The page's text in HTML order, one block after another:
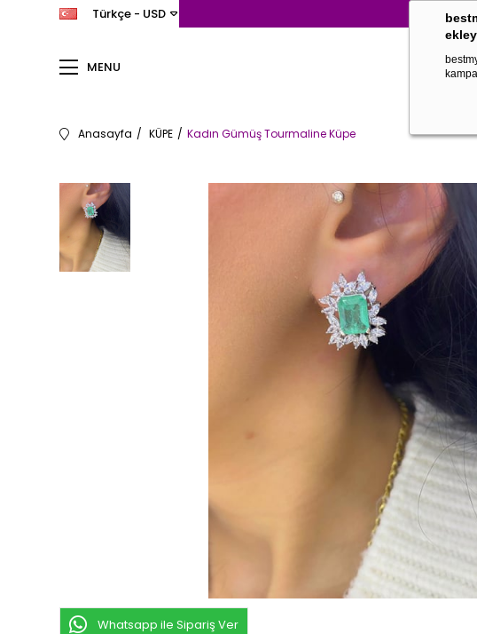
MENU
Türkçe - USD
Anasayfa KÜPE Kadın Gümüş Tourmaline Küpe
Whatsapp ile Sipariş Ver